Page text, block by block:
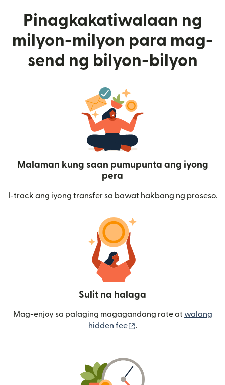
Pinagkakatiwalaan ng
milyon-milyon para mag-
send ng bilyon-bilyon
Malaman kung saan pumupunta ang iyong
pera
I-track ang iyong transfer sa bawat hakbang ng proseso.
Sulit na halaga
Mag-enjoy sa palaging magagandang rate at walang
hidden fee
.